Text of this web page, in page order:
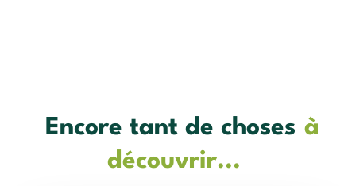
Encore tant de choses à
découvrir...